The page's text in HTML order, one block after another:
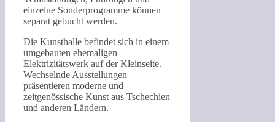
einzelne Sonderprogramme können
separat gebucht werden.
Die Kunsthalle befindet sich in einem
umgebauten ehemaligen
Elektrizitätswerk auf der Kleinseite.
Wechselnde Ausstellungen
präsentieren moderne und
zeitgenössische Kunst aus Tschechien
und anderen Ländern.